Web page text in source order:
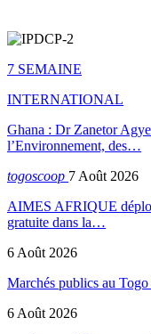
7 SEMAINE
INTERNATIONAL
Ghana : Dr Zanetor
l’Environnement, des…
togoscoop 7 Août 2026
AIMES AFRIQUE
gratuite dans la…
6 Août 2026
Marchés publics au
6 Août 2026